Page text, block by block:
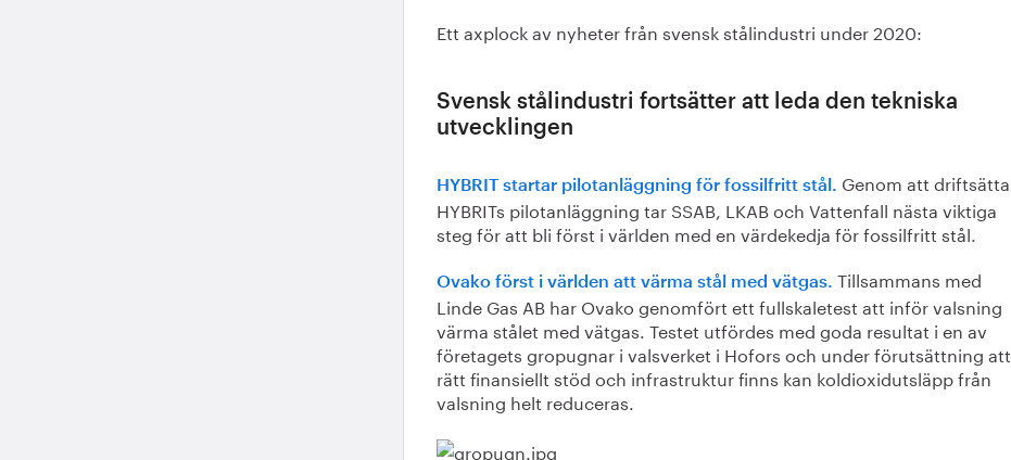
Ett axplock av nyheter från svensk stålindustri under 2020:
Svensk stålindustri fortsätter att leda den tekniska
utvecklingen
HYBRIT startar pilotanläggning för fossilfritt stål. Genom att driftsätta
HYBRITs pilotanläggning tar SSAB, LKAB och Vattenfall nästa viktiga
steg för att bli först i världen med en värdekedja för fossilfritt stål.
Ovako först i världen att värma stål med vätgas. Tillsammans med
Linde Gas AB har Ovako genomfört ett fullskaletest att inför valsning
värma stålet med vätgas. Testet utfördes med goda resultat i en av
företagets gropugnar i valsverket i Hofors och under förutsättning att
rätt finansiellt stöd och infrastruktur finns kan koldioxidutsläpp från
valsning helt reduceras.